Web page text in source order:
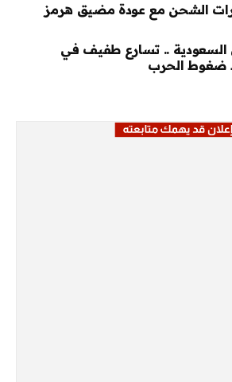
الشحن مع عودة مضيق هرمز
.. تسارع طفيف في
الحرب